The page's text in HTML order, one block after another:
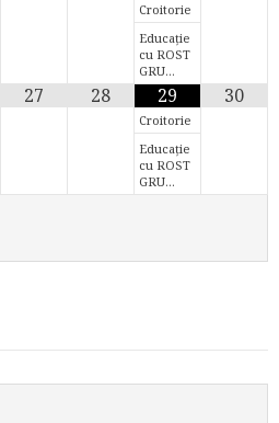
Croitorie
Educație
cu ROST
GRU…
27 28 29
Croitorie
Educație
cu ROST
GRU…
30